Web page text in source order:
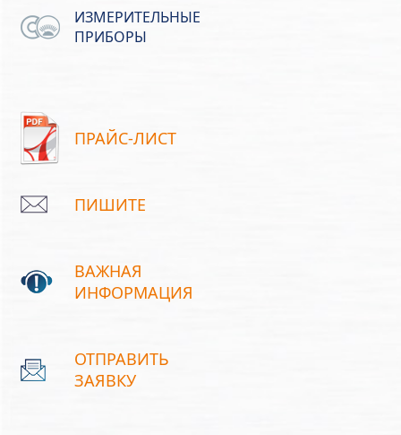
ИЗМЕРИТЕЛЬНЫЕ
ПРИБОРЫ
ПРАЙС-ЛИСТ
ПИШИТЕ
ВАЖНАЯ
ИНФОРМАЦИЯ
ОТПРАВИТЬ
ЗАЯВКУ